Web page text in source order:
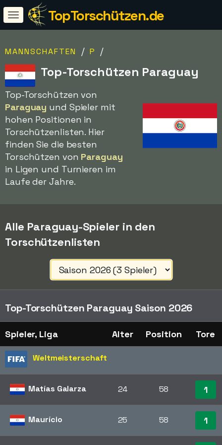
TopTorschützen.de
MANNSCHAFTEN / P /
Top-Torschützen Paraguay
Top-Torschützen von
Paraguay und Spieler mit
hohen Positionen in
Torschützenlisten. Hier
finden Sie die besten
Torschützen von Paraguay
in Ligen und Turnieren im
Laufe der Jahre.
Alle Paraguay-Spieler in den
Torschützenlisten
Top-Torschützen Paraguay Saison 2026
Spieler, Liga Alter Position Tore
Weltmeisterschaft
Matías Galarza 24 58 1
Maurício 25 58 1